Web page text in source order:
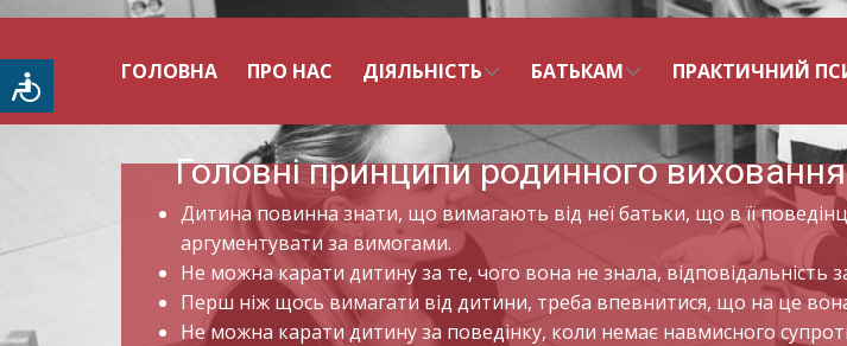
ГОЛОВНА ПРО НАС ДІЯЛЬНІСТЬ БАТЬКАМ ПРАКТИЧНИЙ
Дитина повинна знати, що вимагають від неї батьки, що в її
аргументувати за вимогами.
Не можна карати дитину за те, чого вона не знала, відповідальність
Перш ніж щось вимагати від дитини, треба впевнитися, що на це
Не можна карати дитину за поведінку, коли немає навмисного
Головні принципи родинного виховання
Доступність